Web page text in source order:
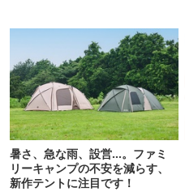
暑さ、急な雨、設営…。ファミ
リーキャンプの不安を減らす、
新作テントに注目です！